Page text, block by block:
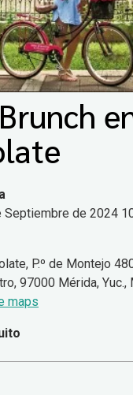
de 2024
P.º de Montejo
97000 Mérida, Yuc.,
maps